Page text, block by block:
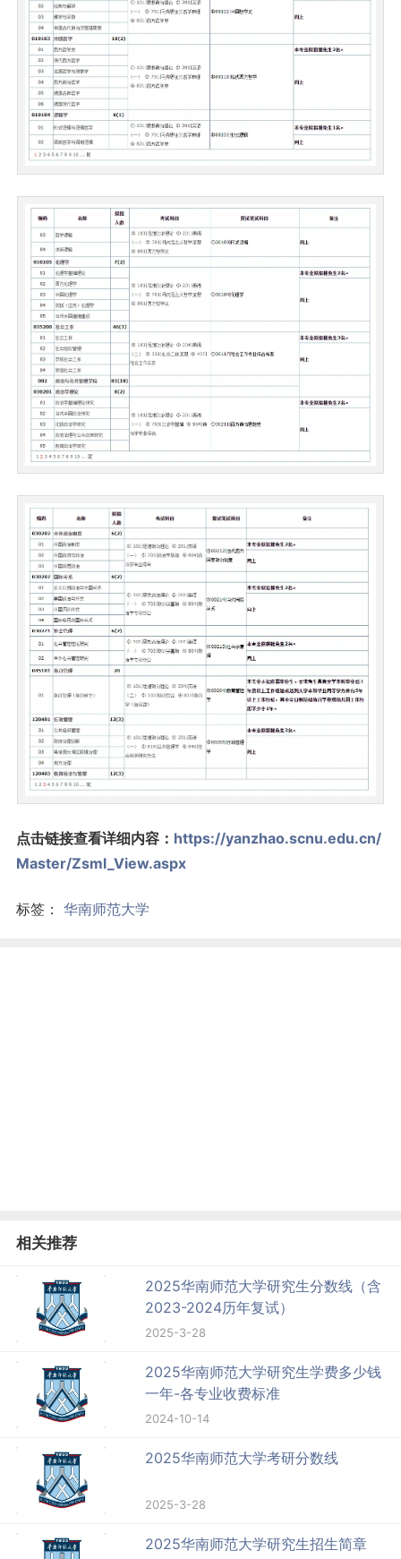
点击链接查看详细内容： https://yanzhao.scnu.edu.cn/
Master/Zsml_View.aspx
标签： 华南师范大学
相关推荐
2025华南师范大学研究生分数线（含
2023-2024历年复试）
2025-3-28
2025华南师范大学研究生学费多少钱
一年-各专业收费标准
2024-10-14
2025华南师范大学考研分数线
2025-3-28
2025华南师范大学研究生招生简章